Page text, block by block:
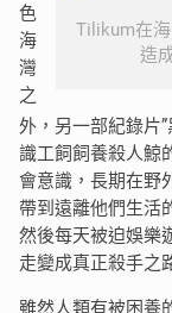
Tilikum在
造
色
海
灣
之
外，另一部紀錄片”
識工飼飼養殺人鯨
會意識，長期在野
帶到遠離他們生活
然後每天被迫娛樂
走變成真正殺手之
雖然人類有被困養